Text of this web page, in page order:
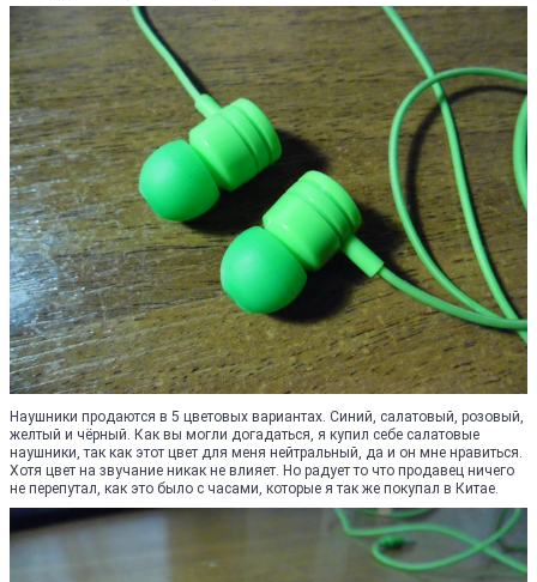
Наушники продаются в 5 цветовых вариантах. Синий, салатовый, розовый,
желтый и чёрный. Как вы могли догадаться, я купил себе салатовые
наушники, так как этот цвет для меня нейтральный, да и он мне нравиться.
Хотя цвет на звучание никак не влияет. Но радует то что продавец ничего
не перепутал, как это было с часами, которые я так же покупал в Китае.